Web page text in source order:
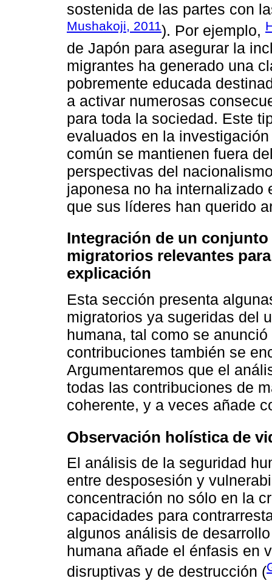
sostenida de las partes con
Mushakoji, 2011). Por ejemplo,
de Japón para asegurar la
migrantes ha generado una
pobremente educada
a activar numerosas
para toda la sociedad. Este
evaluados en la
común se mantienen fuera
perspectivas del
japonesa no ha internalizado
que sus líderes han querido
Integración de un
migratorios relevantes
explicación
Esta sección presenta
migratorios ya sugeridas del
humana, tal como se
contribuciones también se
Argumentaremos que el
todas las contribuciones de
coherente, y a veces añade
Observación holística de
El análisis de la seguridad
entre desposesión y
concentración no sólo en la
capacidades para
algunos análisis de
humana añade el énfasis en
disruptivas y de destrucción (